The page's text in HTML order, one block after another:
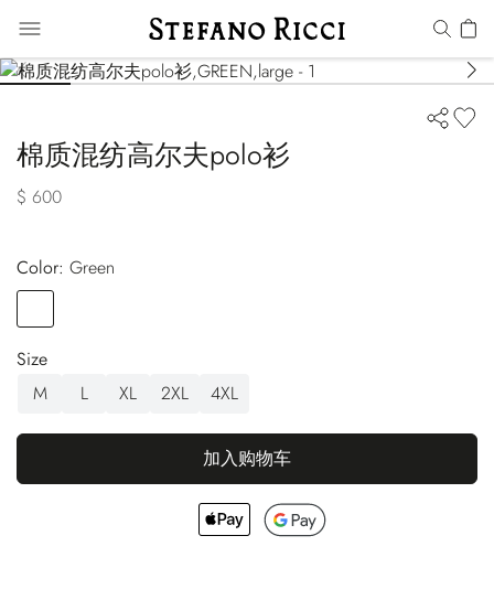
棉质混纺高尔夫polo衫
$ 600
Color:
green
Size
M
L XL 2XL 4XL
加入购物车